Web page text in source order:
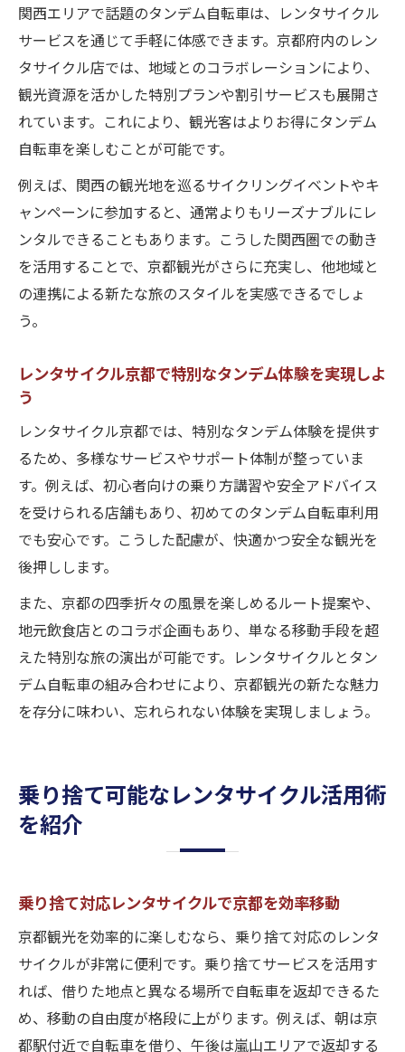
関西エリアで話題のタンデム自転車は、レンタサイクル
サービスを通じて手軽に体感できます。京都府内のレン
タサイクル店では、地域とのコラボレーションにより、
観光資源を活かした特別プランや割引サービスも展開さ
れています。これにより、観光客はよりお得にタンデム
自転車を楽しむことが可能です。
例えば、関西の観光地を巡るサイクリングイベントやキ
ャンペーンに参加すると、通常よりもリーズナブルにレ
ンタルできることもあります。こうした関西圏での動き
を活用することで、京都観光がさらに充実し、他地域と
の連携による新たな旅のスタイルを実感できるでしょ
う。
レンタサイクル京都で特別なタンデム体験を実現しよ
う
レンタサイクル京都では、特別なタンデム体験を提供す
るため、多様なサービスやサポート体制が整っていま
す。例えば、初心者向けの乗り方講習や安全アドバイス
を受けられる店舗もあり、初めてのタンデム自転車利用
でも安心です。こうした配慮が、快適かつ安全な観光を
後押しします。
また、京都の四季折々の風景を楽しめるルート提案や、
地元飲食店とのコラボ企画もあり、単なる移動手段を超
えた特別な旅の演出が可能です。レンタサイクルとタン
デム自転車の組み合わせにより、京都観光の新たな魅力
を存分に味わい、忘れられない体験を実現しましょう。
乗り捨て可能なレンタサイクル活用術
を紹介
乗り捨て対応レンタサイクルで京都を効率移動
京都観光を効率的に楽しむなら、乗り捨て対応のレンタ
サイクルが非常に便利です。乗り捨てサービスを活用す
れば、借りた地点と異なる場所で自転車を返却できるた
め、移動の自由度が格段に上がります。例えば、朝は京
都駅付近で自転車を借り、午後は嵐山エリアで返却する